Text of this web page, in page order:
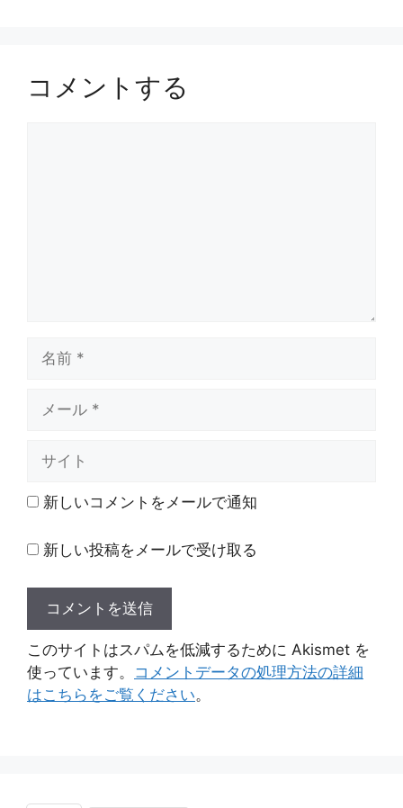
コメントする
ト 新しいコメントをメールで通知
新しい投稿をメールで受け取る
このサイトはスパムを低減するために Akismet を
使っています。 コメントデータの処理方法の詳細
はこちらをご覧ください。